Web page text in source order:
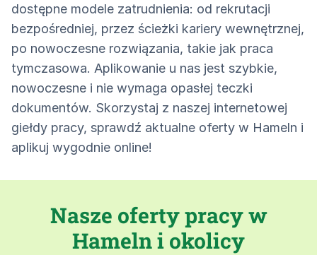
dostępne modele zatrudnienia: od rekrutacji
bezpośredniej, przez ścieżki kariery wewnętrznej,
po nowoczesne rozwiązania, takie jak praca
tymczasowa. Aplikowanie u nas jest szybkie,
nowoczesne i nie wymaga opasłej teczki
dokumentów. Skorzystaj z naszej internetowej
giełdy pracy, sprawdź aktualne oferty w Hameln i
aplikuj wygodnie online!
Nasze oferty pracy w
Hameln i okolicy